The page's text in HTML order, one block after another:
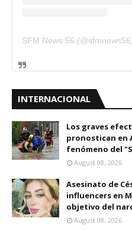
SFM News 56 (@sfmnews56
INTERNACIONAL
Los graves
pronostican en
fenómeno del
August 08, 2026
Asesinato de
influencers en
objetivo del
August 08, 2026